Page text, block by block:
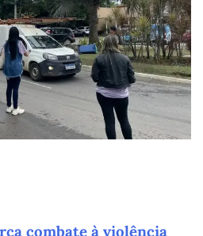
combate à violência